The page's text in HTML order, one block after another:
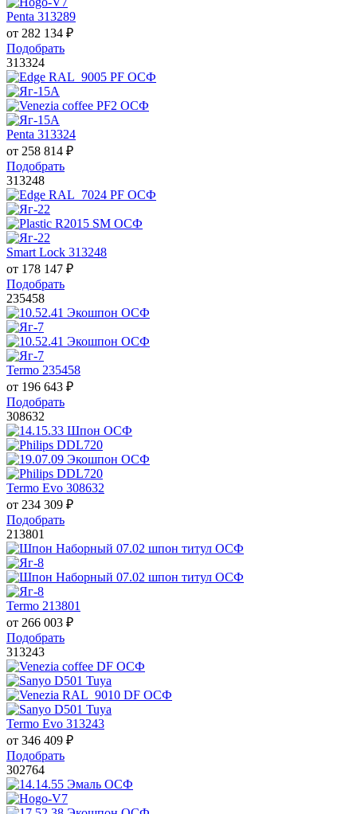
Penta 313289
от 282 134 ₽
Подобрать
313324
Penta 313324
от 258 814 ₽
Подобрать
313248
Smart Lock 313248
от 178 147 ₽
Подобрать
235458
Termo 235458
от 196 643 ₽
Подобрать
308632
Termo Evo 308632
от 234 309 ₽
Подобрать
213801
Termo 213801
от 266 003 ₽
Подобрать
313243
Termo Evo 313243
от 346 409 ₽
Подобрать
302764